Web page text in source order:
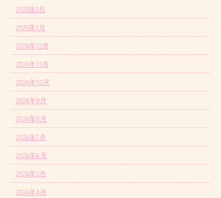
2025年2月
2025年1月
2024年12月
2024年11月
2024年10月
2024年9月
2024年8月
2024年7月
2024年6月
2024年5月
2024年4月